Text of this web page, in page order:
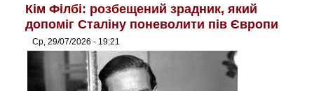
Кім Філбі: розбещений зрадник, який
допоміг Сталіну поневолити пів Європи
Ср, 29/07/2026 - 19:21